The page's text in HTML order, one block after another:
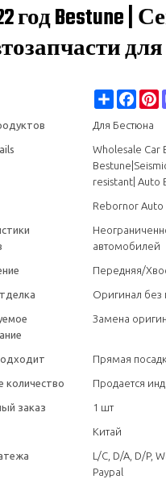
Bestune |
для
Share
Для Бестюна
Wholesale Car
resistant| Auto
Rebornor Auto
автомобилей
Передняя/
Оригинал без
Замена
Прямая
количество Продается
заказ 1 шт
Китай
L/C, D/A, D/P,
Paypal